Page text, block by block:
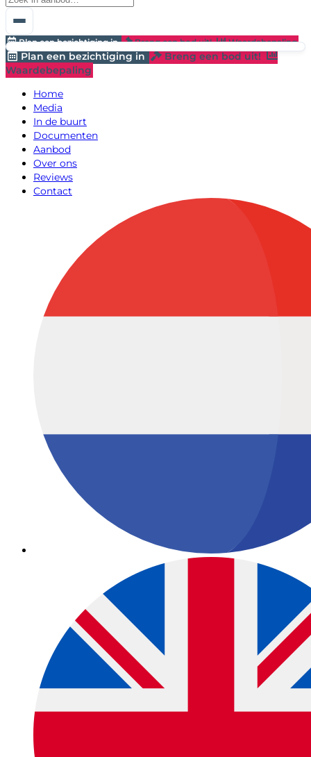
Plan een bezichtiging in Breng een bod uit! Waardebepaling
Plan een bezichtiging in
Breng een bod uit!
Waardebepaling
Home
Media
In de buurt
Documenten
Aanbod
Over ons
Reviews
Contact